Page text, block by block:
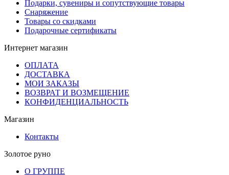
Подарки, сувениры и сопутствующие товары
Снаряжение
Товары со скидками
Подарочные сертификаты
Интернет магазин
ОПЛАТА
ДОСТАВКА
МОИ ЗАКАЗЫ
ВОЗВРАТ И ВОЗМЕЩЕНИЕ
КОНФИДЕНЦИАЛЬНОСТЬ
Магазин
Контакты
Золотое руно
О ГРУППЕ